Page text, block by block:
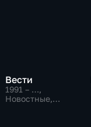
Вести
1991 – …,
Новостные,